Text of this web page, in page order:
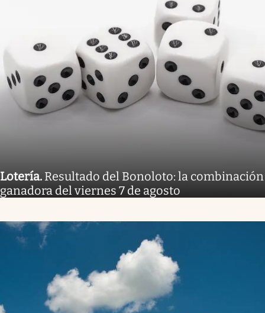
Lotería. Resultado del Bonoloto: la combinación
ganadora del viernes 7 de agosto